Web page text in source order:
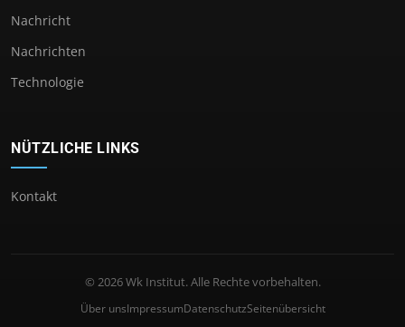
Nachricht
Nachrichten
Technologie
NÜTZLICHE LINKS
Kontakt
© 2026 Wk Institut. Alle Rechte vorbehalten.
Über unsImpressumDatenschutzSeitenübersicht